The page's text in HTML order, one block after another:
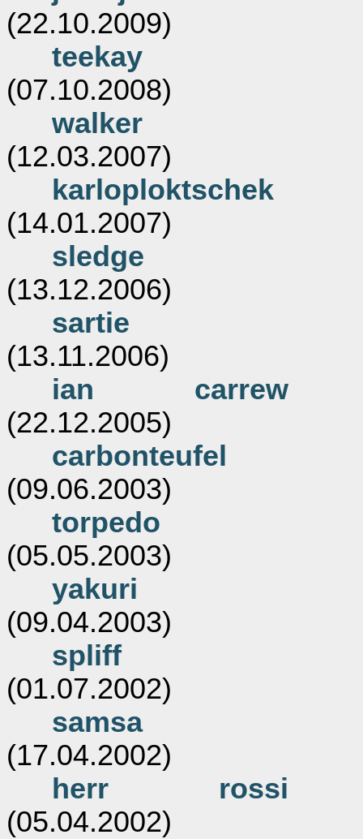
(22.10.2009)
teekay
(07.10.2008)
walker
(12.03.2007)
karloploktschek
(14.01.2007)
sledge
(13.12.2006)
sartie
(13.11.2006)
ian carrew
(22.12.2005)
carbonteufel
(09.06.2003)
torpedo
(05.05.2003)
yakuri
(09.04.2003)
spliff
(01.07.2002)
samsa
(17.04.2002)
herr rossi
(05.04.2002)